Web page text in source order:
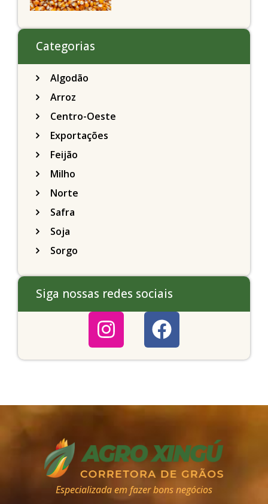
Categorias
Algodão
Arroz
Centro-Oeste
Exportações
Feijão
Milho
Norte
Safra
Soja
Sorgo
Siga nossas redes sociais
Especializada em fazer bons negócios